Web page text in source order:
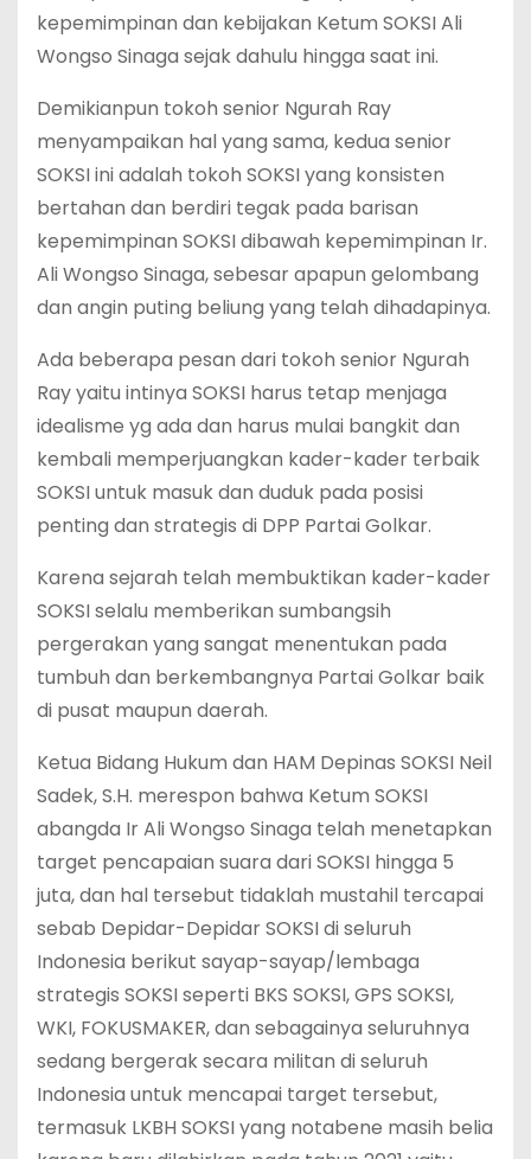
kepemimpinan dan kebijakan Ketum SOKSI Ali
Wongso Sinaga sejak dahulu hingga saat ini.
Demikianpun tokoh senior Ngurah Ray
menyampaikan hal yang sama, kedua senior
SOKSI ini adalah tokoh SOKSI yang konsisten
bertahan dan berdiri tegak pada barisan
kepemimpinan SOKSI dibawah kepemimpinan Ir.
Ali Wongso Sinaga, sebesar apapun gelombang
dan angin puting beliung yang telah dihadapinya.
Ada beberapa pesan dari tokoh senior Ngurah
Ray yaitu intinya SOKSI harus tetap menjaga
idealisme yg ada dan harus mulai bangkit dan
kembali memperjuangkan kader-kader terbaik
SOKSI untuk masuk dan duduk pada posisi
penting dan strategis di DPP Partai Golkar.
Karena sejarah telah membuktikan kader-kader
SOKSI selalu memberikan sumbangsih
pergerakan yang sangat menentukan pada
tumbuh dan berkembangnya Partai Golkar baik
di pusat maupun daerah.
Ketua Bidang Hukum dan HAM Depinas SOKSI Neil
Sadek, S.H. merespon bahwa Ketum SOKSI
abangda Ir Ali Wongso Sinaga telah menetapkan
target pencapaian suara dari SOKSI hingga 5
juta, dan hal tersebut tidaklah mustahil tercapai
sebab Depidar-Depidar SOKSI di seluruh
Indonesia berikut sayap-sayap/lembaga
strategis SOKSI seperti BKS SOKSI, GPS SOKSI,
WKI, FOKUSMAKER, dan sebagainya seluruhnya
sedang bergerak secara militan di seluruh
Indonesia untuk mencapai target tersebut,
termasuk LKBH SOKSI yang notabene masih belia